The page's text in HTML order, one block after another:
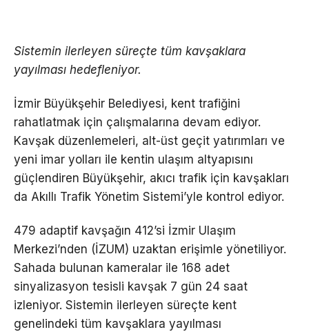
Sistemin ilerleyen süreçte tüm kavşaklara
yayılması hedefleniyor.
İzmir Büyükşehir Belediyesi, kent trafiğini
rahatlatmak için çalışmalarına devam ediyor.
Kavşak düzenlemeleri, alt-üst geçit yatırımları ve
yeni imar yolları ile kentin ulaşım altyapısını
güçlendiren Büyükşehir, akıcı trafik için kavşakları
da Akıllı Trafik Yönetim Sistemi’yle kontrol ediyor.
479 adaptif kavşağın 412’si İzmir Ulaşım
Merkezi’nden (İZUM) uzaktan erişimle yönetiliyor.
Sahada bulunan kameralar ile 168 adet
sinyalizasyon tesisli kavşak 7 gün 24 saat
izleniyor. Sistemin ilerleyen süreçte kent
genelindeki tüm kavşaklara yayılması